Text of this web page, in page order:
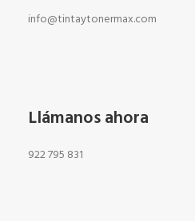
info@tintaytonermax.com
Llámanos ahora
922 795 831